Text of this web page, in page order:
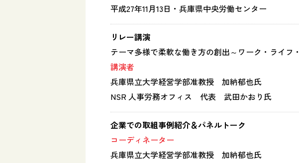
平成27年11月13日・兵庫県中央労働センター
リレー講演
テーマ多様で柔軟な働き方の創出～ワーク・ライフ
講演者
兵庫県立大学経営学部准教授 加納郁也氏
NSR 人事労務オフィス 代表 武田かおり氏
企業での取組事例紹介＆パネルトーク
コーディネーター
兵庫県立大学経営学部准教授 加納郁也氏